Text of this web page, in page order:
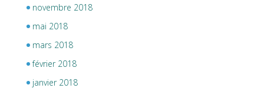
novembre 2018
mai 2018
mars 2018
février 2018
janvier 2018